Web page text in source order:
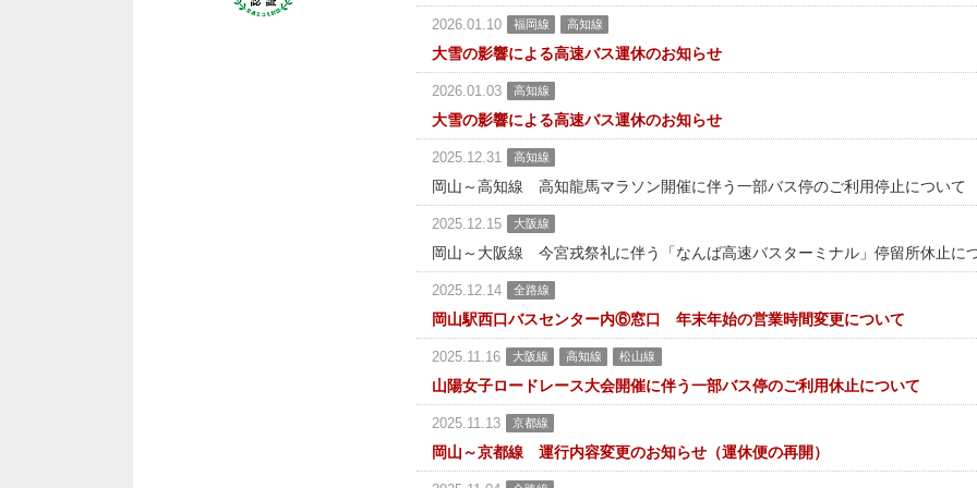
2026.01.10 福岡線 高知線
大雪の影響による高速バス運休のお知らせ
2026.01.03 高知線
大雪の影響による高速バス運休のお知らせ
2025.12.31 高知線
岡山～高知線 高知龍馬マラソン開催に伴う一部バス停のご利用停止について
2025.12.15 大阪線
岡山～大阪線 今宮戎祭礼に伴う「なんば高速バスターミナル」停留所休止に
2025.12.14 全路線
岡山駅西口バスセンター内⑥窓口 年末年始の営業時間変更について
2025.11.16 大阪線 高知線 松山線
山陽女子ロードレース大会開催に伴う一部バス停のご利用休止について
2025.11.13 京都線
岡山～京都線 運行内容変更のお知らせ（運休便の再開）